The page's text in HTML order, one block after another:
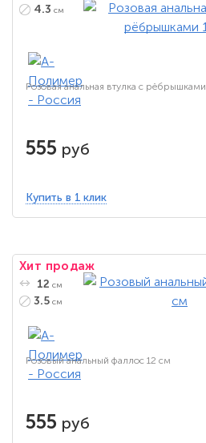
4.3 см
Розовая анальная втулка с
555 руб
Купить в 1 клик
Хит продаж
12 см
3.5 см
Розовый анальный фаллос 12 см
555 руб